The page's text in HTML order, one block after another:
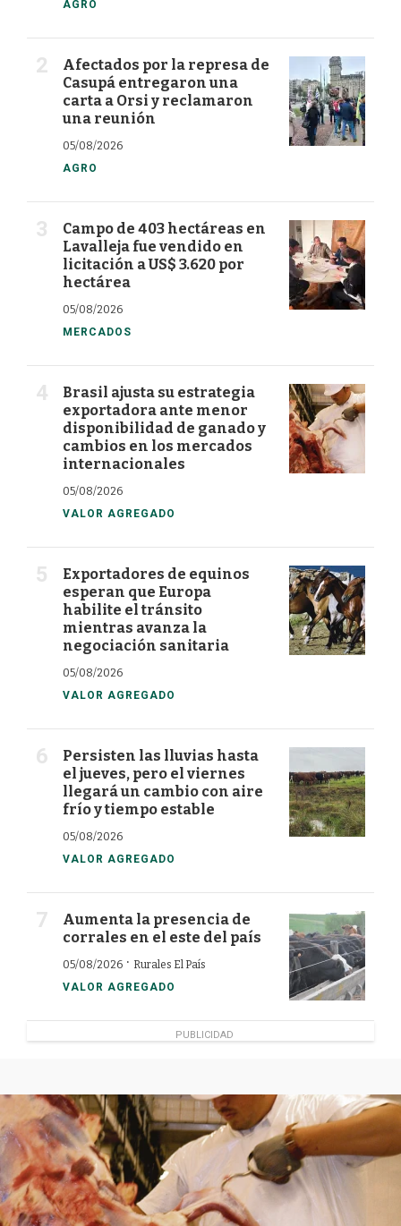
AGRO
Afectados por la represa de
Casupá entregaron una
carta a Orsi y reclamaron
una reunión
05/08/2026
AGRO
Campo de 403 hectáreas en
Lavalleja fue vendido en
licitación a US$ 3.620 por
hectárea
05/08/2026
MERCADOS
Brasil ajusta su estrategia
exportadora ante menor
disponibilidad de ganado y
cambios en los mercados
internacionales
05/08/2026
VALOR AGREGADO
Exportadores de equinos
esperan que Europa
habilite el tránsito
mientras avanza la
negociación sanitaria
05/08/2026
VALOR AGREGADO
Persisten las lluvias hasta
el jueves, pero el viernes
llegará un cambio con aire
frío y tiempo estable
05/08/2026
VALOR AGREGADO
Aumenta la presencia de
corrales en el este del país
05/08/2026 · Rurales El País
VALOR AGREGADO
PUBLICIDAD